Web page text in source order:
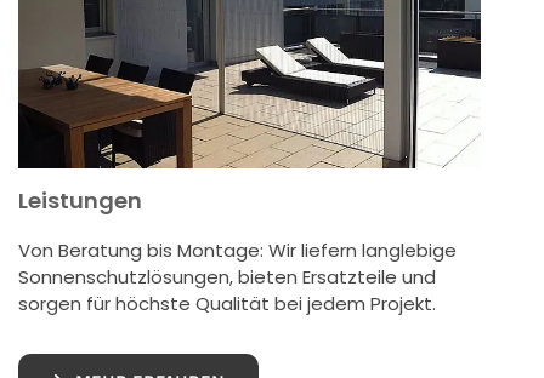
Leistungen
Von Beratung bis Montage: Wir liefern langlebige
Sonnenschutzlösungen, bieten Ersatzteile und
sorgen für höchste Qualität bei jedem Projekt.